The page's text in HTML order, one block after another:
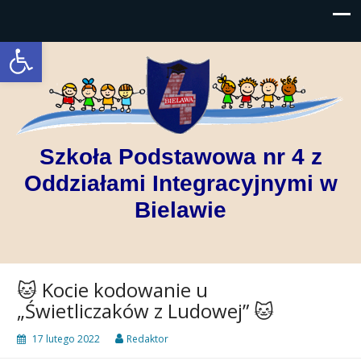
Open toolbar
Szkoła Podstawowa nr 4 z
Oddziałami Integracyjnymi w
Bielawie
🐱 Kocie kodowanie u
„Świetliczaków z Ludowej” 🐱
17 lutego 2022 Redaktor